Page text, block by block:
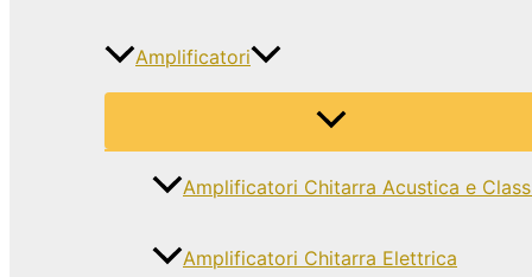
Amplificatori
Amplificatori Chitarra Acustica e
Amplificatori Chitarra Elettrica